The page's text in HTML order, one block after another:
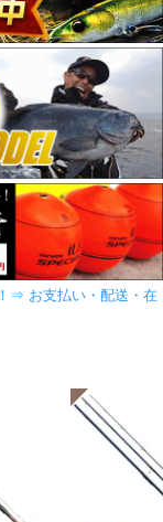
⇒ お支払い・配送・在